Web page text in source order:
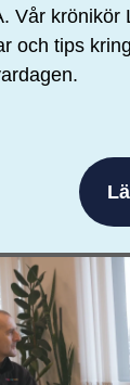
Vår krönikör
och tips